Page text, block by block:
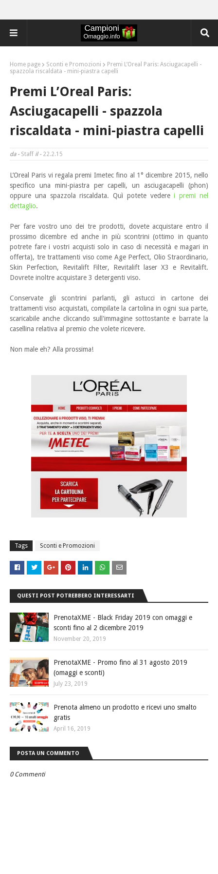
Home page Sconti e Promozioni
Premi L’Oreal Paris: Asciugacapelli -
spazzola riscaldata - mini-piastra capelli
Premi L’Oreal Paris:
Asciugacapelli - spazzola
riscaldata - mini-piastra capelli
da - Staff il - 22.2.15
L’Oreal Paris vi regala premi Imetec fino al 1° dicembre 2015, nello
specifico una mini-piastra per capelli, un asciugacapelli (phon)
oppure una spazzola riscaldata. Quì potete vederei premi nel
dettaglio.
Per fare vostro uno dei tre prodotti, dovete acquistare entro il
prossimo dicembre ed anche in più scontrini (ottimo in quanto
potrete fare i vostri acquisti solo in caso di necessità e magari in
offerta), tre trattamenti viso come Age Perfect, Olio Straordinario,
Skin Perfection, Revitalift Filter, Revitalift laser X3 e Revitalift.
Dovrete inoltre acquistare 3 detergenti viso.
Conservate gli scontrini parlanti, gli astucci in cartone dei
trattamenti viso acquistati, compilate la cartolina in ogni sua parte,
scaricabile anche cliccando sull'immagine sottostante e barrate la
casellina relativa al premio che volete ricevere.
Non male eh? Alla prossima!
Tags Sconti e Promozioni
QUESTI POST POTREBBERO INTERESSARTI
PrenotaXME - Black Friday 2019 con omaggi e
sconti fino al 2 dicembre 2019
November 20, 2019
PrenotaXME - Promo fino al 31 agosto 2019
(omaggi e sconti)
July 23, 2019
Prenota almeno un prodotto e ricevi uno smalto
gratis
April 16, 2019
POSTA UN COMMENTO
0 Commenti